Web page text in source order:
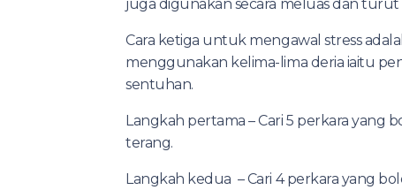
juga digunakan secara meluas dan turut
Cara ketiga untuk mengawal stress
menggunakan kelima-lima deria iaitu
sentuhan.
Langkah pertama – Cari 5 perkara yang
terang.
Langkah kedua – Cari 4 perkara yang